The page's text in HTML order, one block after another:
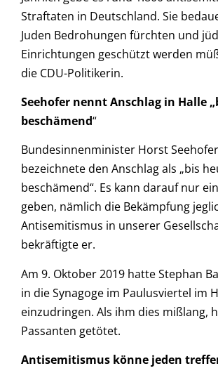
Straftaten in Deutschland. Sie
Juden Bedrohungen fürchten und
Einrichtungen geschützt werden
die CDU-Politikerin.
Seehofer nennt Anschlag in Halle
beschämend“
Bundesinnenminister Horst Seehofer
bezeichnete den Anschlag als „bis
beschämend“. Es kann darauf nur
geben, nämlich die Bekämpfung
Antisemitismus in unserer
bekräftigte er.
Am 9. Oktober 2019 hatte Stephan
in die Synagoge im Paulusviertel im
einzudringen. Als ihm dies mißlang,
Passanten getötet.
Antisemitismus könne jeden